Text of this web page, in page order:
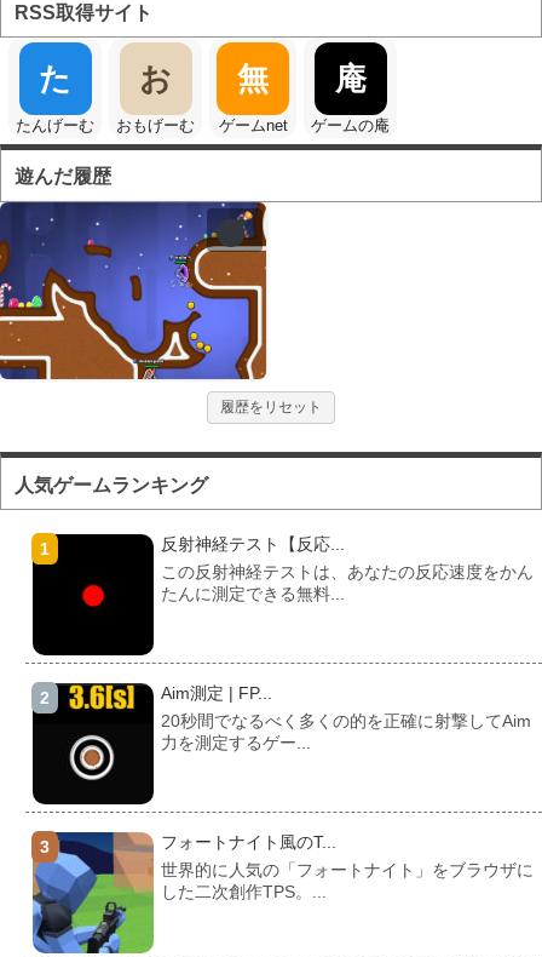
RSS取得サイト
た
たんげーむ
お
おもげーむ
無
ゲームnet
庵
ゲームの庵
遊んだ履歴
履歴をリセット
人気ゲームランキング
反射神経テスト【反応...
この反射神経テストは、あなたの反応速度をかん
たんに測定できる無料...
Aim測定 | FP...
20秒間でなるべく多くの的を正確に射撃してAim
力を測定するゲー...
フォートナイト風のT...
世界的に人気の「フォートナイト」をブラウザに
した二次創作TPS。...